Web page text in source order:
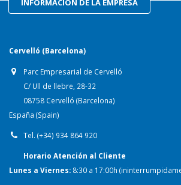
INFORMACIÓN DE LA EMPRESA
Cervelló (Barcelona)
Parc Empresarial de Cervelló
C/ Ull de llebre, 28-32
08758 Cervelló (Barcelona)
España (Spain)
Tel. (+34) 934 864 920
Horario Atención al Cliente
Lunes a Viernes: 8:30 a 17:00h